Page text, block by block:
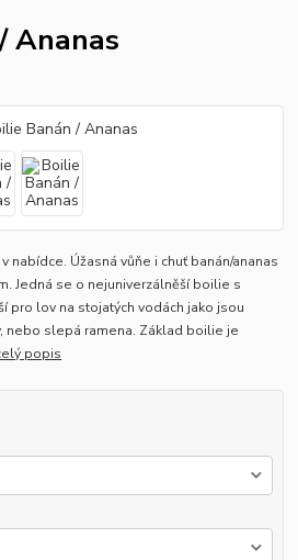
Ananas
Úžasná vůňe i chuť banán/ananas
Jedná se o nejuniverzálněší boilie s
pro lov na stojatých vodách jako jsou
nebo slepá ramena. Základ boilie je
popis